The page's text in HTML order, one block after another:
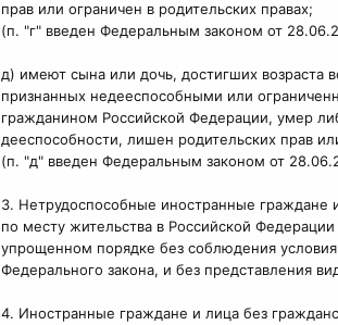
прав или ограничен в родительских правах;
(п. "г" введен Федеральным законом от
д) имеют сына или дочь, достигших возраста
признанных недееспособными или
гражданином Российской Федерации, умер
дееспособности, лишен родительских прав
(п. "д" введен Федеральным законом от
3. Нетрудоспособные иностранные граждане
по месту жительства в Российской
упрощенном порядке без соблюдения
Федерального закона, и без представления
4. Иностранные граждане и лица без